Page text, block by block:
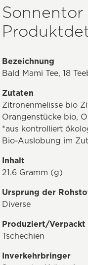
Sonnentor
Bezeichnung
Bald Mami Tee, 18
Zutaten
Zitronenmelisse bio
Orangenstücke bio,
*aus kontrolliert
Bio-Auslobung im
Inhalt
21.6 Gramm (g)
Ursprung der
Diverse
Produziert/Verpackt
Tschechien
Inverkehrbringer